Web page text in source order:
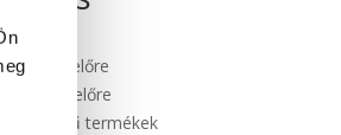
előre
előre
termékek